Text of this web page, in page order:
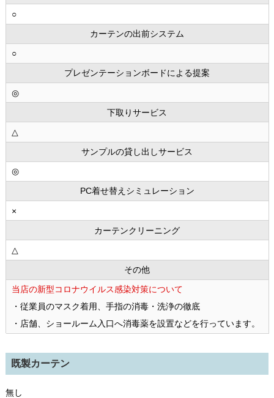
○
カーテンの出前システム
○
プレゼンテーションボードによる提案
◎
下取りサービス
△
サンプルの貸し出しサービス
◎
PC着せ替えシミュレーション
×
カーテンクリーニング
△
その他
当店の新型コロナウイルス感染対策について
・従業員のマスク着用、手指の消毒・洗浄の徹底
・店舗、ショールーム入口へ消毒薬を設置などを行っています。
既製カーテン
無し